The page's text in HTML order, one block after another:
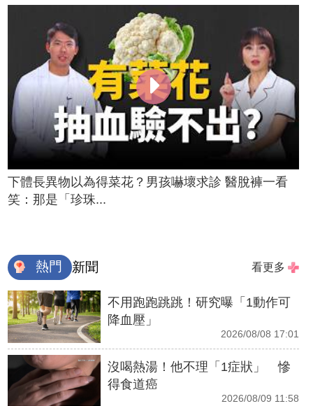
下體長異物以為得菜花？男孩嚇壞求診 醫脫褲一看
笑：那是「珍珠...
熱門 新聞 看更多
不用跑跑跳跳！研究曝「1動作可
降血壓」
2026/08/08 17:01
沒喝熱湯！他不理「1症狀」 慘
得食道癌
2026/08/09 11:58